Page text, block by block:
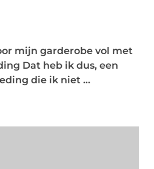
mijn garderobe vol met
Dat heb ik dus, een
die ik niet ...